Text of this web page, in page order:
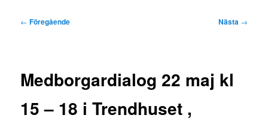
Inläggsnavigering
← Föregående Nästa →
Medborgardialog 22 maj kl
15 – 18 i Trendhuset ,